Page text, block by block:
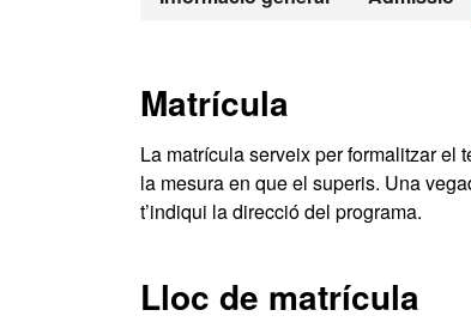
Matrícula
La matrícula serveix per formalitzar el
la mesura en que el superis. Una
t’indiqui la direcció del programa.
Lloc de matrícula